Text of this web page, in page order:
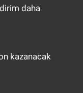
daha
kazanacak